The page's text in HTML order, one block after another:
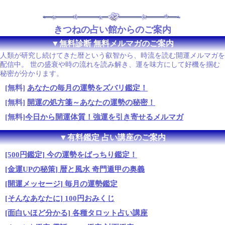
きつねの占い館からのご案内
▼無料診断 無料メルマガのご案内
人類が研究し続けてきた暦という叡智から、時流を読む開運メルマガを
配信中。 世の盛衰や時の流れを読み解き、運を味方にして好機を掴む
秘密が分かります。
[無料] あなたの毎月の運勢をズバリ鑑定！
[無料] 開運の処方箋～あなたの運勢の秘密！
[無料]今日から開運体質！強運を引き寄せるメルマガ
▼有料鑑定 占い講座のご案内
[500円鑑定] 今の運勢をばっちり鑑定！
[金運UPの秘策] 暦と風水 奇門遁甲の奥義
[開運メッセージ] 毎月の運勢鑑定
[そんなあなたに] 100円おみくじ
[面白いほど分かる] 各種タロット占い講座